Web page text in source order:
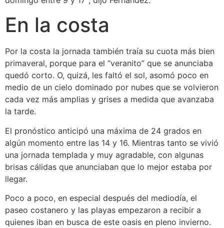
En la costa
Por la costa la jornada también traía su cuota más bien
primaveral, porque para el “veranito” que se anunciaba
quedó corto. O, quizá, les faltó el sol, asomó poco en
medio de un cielo dominado por nubes que se volvieron
cada vez más amplias y grises a medida que avanzaba
la tarde.
El pronóstico anticipó una máxima de 24 grados en
algún momento entre las 14 y 16. Mientras tanto se vivió
una jornada templada y muy agradable, con algunas
brisas cálidas que anunciaban que lo mejor estaba por
llegar.
Poco a poco, en especial después del mediodía, el
paseo costanero y las playas empezaron a recibir a
quienes iban en busca de este oasis en pleno invierno.